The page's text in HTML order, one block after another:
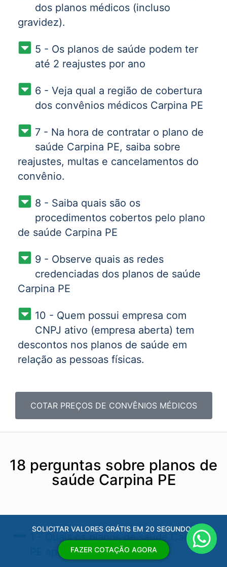
dos planos médicos (incluso
gravidez).
5 - Os planos de saúde podem ter
até 2 reajustes por ano
6 - Veja qual a região de cobertura
dos convênios médicos Carpina PE
7 - Na hora de contratar o plano de
saúde Carpina PE, saiba sobre
reajustes, multas e cancelamentos do
convênio.
8 - Saiba quais são os
procedimentos cobertos pelo plano
de saúde Carpina PE
9 - Observe quais as redes
credenciadas dos planos de saúde
Carpina PE
10 - Quem possui empresa com
CNPJ ativo (empresa aberta) tem
descontos nos planos de saúde em
relação as pessoas físicas.
COTAR PREÇOS DE CONVÊNIOS MÉDICOS
18 perguntas sobre planos de
saúde Carpina PE
1 - Quais os planos de saúde Carpina
PE​ aprovados pela ANS?
SOLICITAR VALORES GRÁTIS EM 20 SEGUNDOS
FAZER COTAÇÃO AGORA